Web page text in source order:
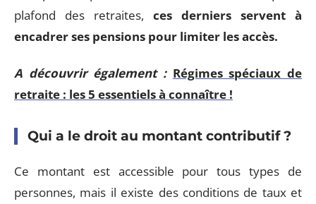
plafond des retraites, ces derniers servent à
encadrer ses pensions pour limiter les accès.
A découvrir également : Régimes spéciaux de
retraite : les 5 essentiels à connaître !
Qui a le droit au montant contributif ?
Ce montant est accessible pour tous types de
personnes, mais il existe des conditions de taux et